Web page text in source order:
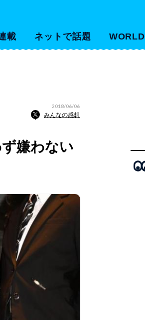
載 ネットで話題 WORLD
2018/06/06
みんなの感想
嫌わない